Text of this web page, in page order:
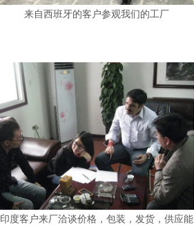
来自西班牙的客户参观我们的工厂
印度客户来厂洽谈价格，包装，发货，供应能